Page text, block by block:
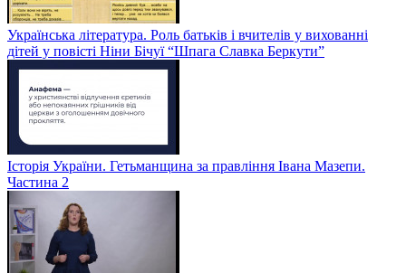
Українська література. Роль батьків і вчителів у вихованні
дітей у повісті Ніни Бічуї “Шпага Славка Беркути”
Історія України. Гетьманщина за правління Івана Мазепи.
Частина 2